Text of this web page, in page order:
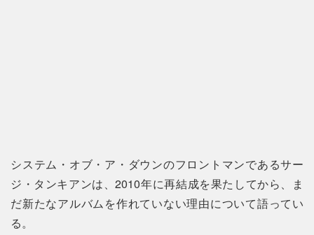
システム・オブ・ア・ダウンのフロントマンであるサー
ジ・タンキアンは、2010年に再結成を果たしてから、ま
だ新たなアルバムを作れていない理由について語ってい
る。